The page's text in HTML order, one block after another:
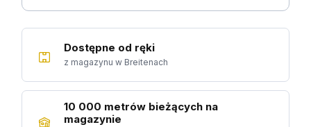
Dostępne od ręki
z magazynu w Breitenach
10 000 metrów bieżących na
magazynie